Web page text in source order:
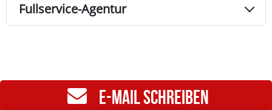
Fullservice-Agentur
E-MAIL SCHREIBEN